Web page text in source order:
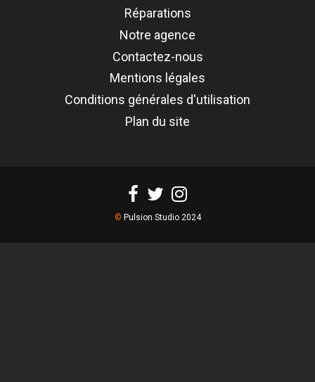
Réparations
Notre agence
Contactez-nous
Mentions légales
Conditions générales d'utilisation
Plan du site
© Pulsion Studio 2024